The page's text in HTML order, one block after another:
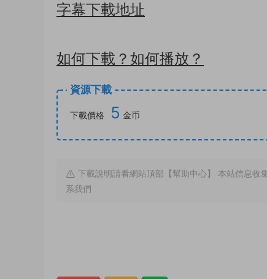
字幕下載地址
如何下載？如何播放？
資源下載
下載價格 5 金币
下載說明請看網站頂部【幫助中心】 本站信息收
系我們